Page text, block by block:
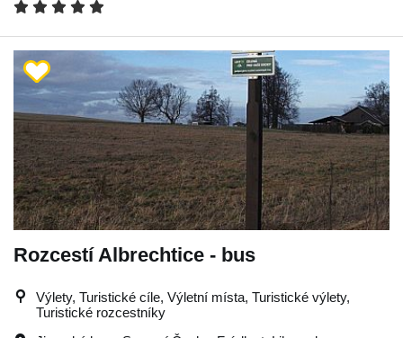
Rozcestí Albrechtice - bus
Výlety, Turistické cíle, Výletní místa, Turistické výlety,
Turistické rozcestníky